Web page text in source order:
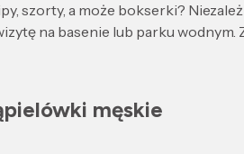
szorty, a może bokserki?
na basenie lub parku
męskie